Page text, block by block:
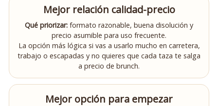
Mejor relación calidad-precio
Qué priorizar: formato razonable, buena disolución y
precio asumible para uso frecuente.
La opción más lógica si vas a usarlo mucho en carretera,
trabajo o escapadas y no quieres que cada taza te salga
a precio de brunch.
Mejor opción para empezar